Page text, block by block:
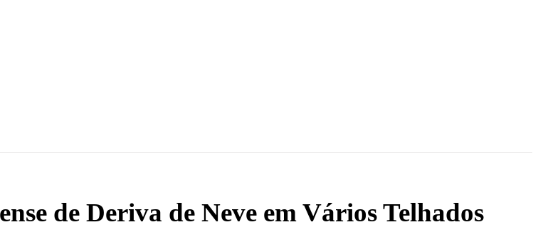
de Deriva de Neve em Vários Telhados